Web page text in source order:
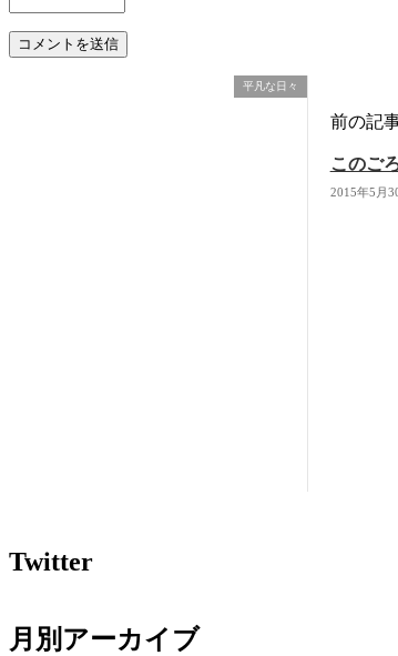
平凡な日々
前の記
このご
2015年5月
Twitter
月別アーカイブ